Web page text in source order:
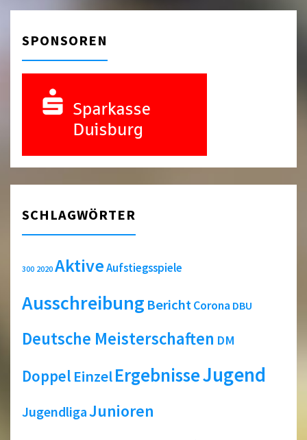
SPONSOREN
SCHLAGWÖRTER
300 2020 AktiveAufstiegsspiele
Ausschreibung BerichtCorona DBU
Deutsche Meisterschaften DM
Doppel EinzelErgebnisseJugend
JugendligaJunioren